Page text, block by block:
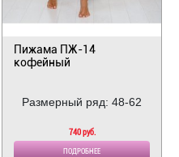
Пижама ПЖ-14
кофейный
Размерный ряд: 48-62
740 руб.
ПОДРОБНЕЕ